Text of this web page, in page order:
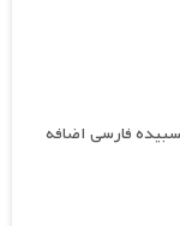
فارسی اضافه